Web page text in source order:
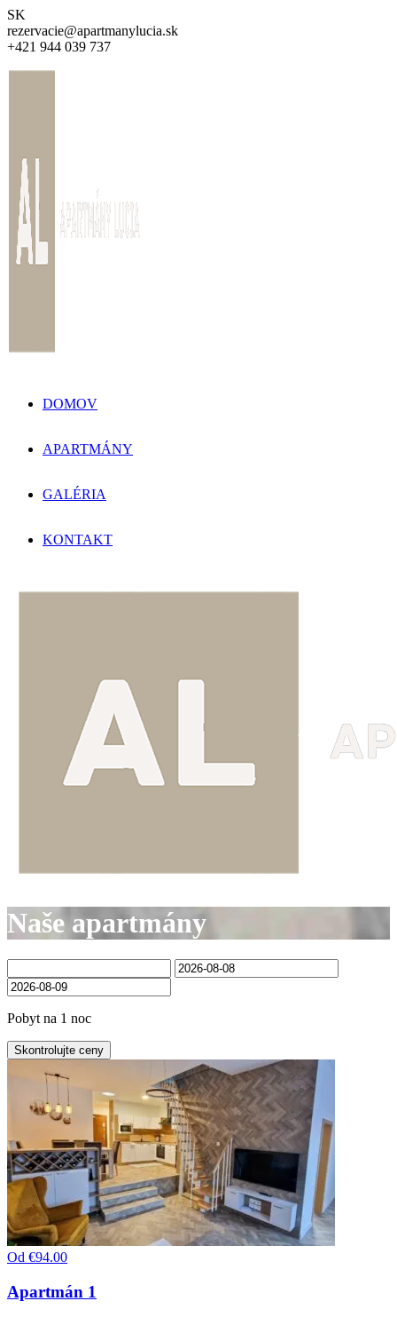
Preskočiť
na
obsah
SK
rezervacie@apartmanylucia.sk
+421 944 039 737
DOMOV
APARTMÁNY
GALÉRIA
KONTAKT
Naše apartmány
Pobyt na 1 noc
Skontrolujte ceny
Od €94.00
Apartmán 1